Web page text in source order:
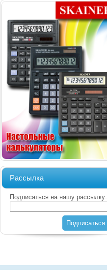
Рассылка
Подписаться на нашу рассылку:
Подписаться